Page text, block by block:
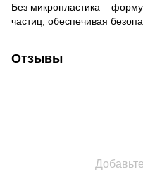
Без микропластика –
частиц, обеспечивая
Отзывы